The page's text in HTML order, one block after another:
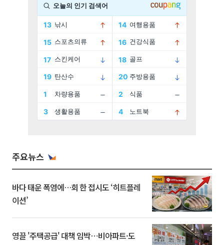
주요뉴스
바다 태운 폭염에…회 한 접시도 ‘히트플레
이션’
영끌 '주택공급' 대책 임박⋯비아파트·도